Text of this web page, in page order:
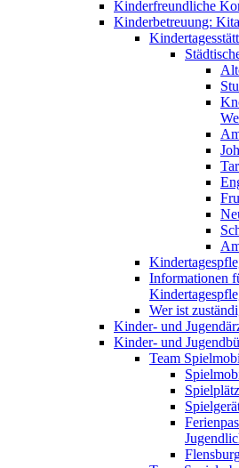
Kinderfreundliche
Kinderbetreuung:
Informationen
Wer ist
Kinder- und
Kinder- und
Team